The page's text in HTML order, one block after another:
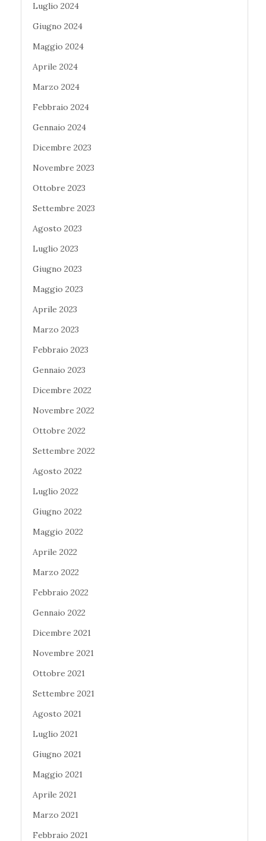
Luglio 2024
Giugno 2024
Maggio 2024
Aprile 2024
Marzo 2024
Febbraio 2024
Gennaio 2024
Dicembre 2023
Novembre 2023
Ottobre 2023
Settembre 2023
Agosto 2023
Luglio 2023
Giugno 2023
Maggio 2023
Aprile 2023
Marzo 2023
Febbraio 2023
Gennaio 2023
Dicembre 2022
Novembre 2022
Ottobre 2022
Settembre 2022
Agosto 2022
Luglio 2022
Giugno 2022
Maggio 2022
Aprile 2022
Marzo 2022
Febbraio 2022
Gennaio 2022
Dicembre 2021
Novembre 2021
Ottobre 2021
Settembre 2021
Agosto 2021
Luglio 2021
Giugno 2021
Maggio 2021
Aprile 2021
Marzo 2021
Febbraio 2021